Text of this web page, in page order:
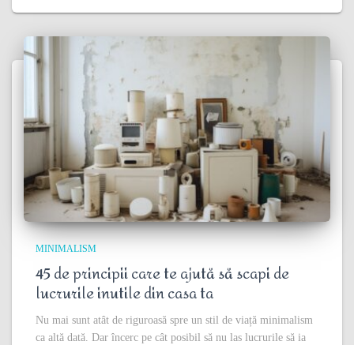
MINIMALISM
45 de principii care te ajută să scapi de
lucrurile inutile din casa ta
Nu mai sunt atât de riguroasă spre un stil de viață minimalism
ca altă dată. Dar încerc pe cât posibil să nu las lucrurile să ia